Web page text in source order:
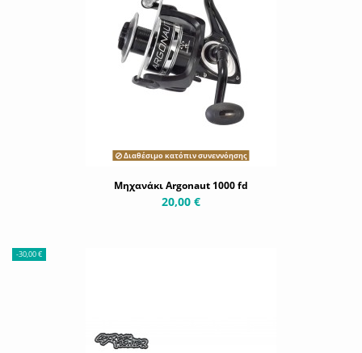
Διαθέσιμο κατόπιν συνεννόησης
Μηχανάκι Argonaut 1000 fd
20,00 €
-30,00 €